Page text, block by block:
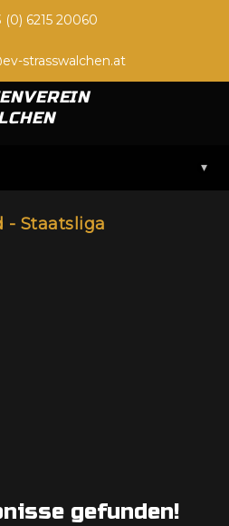
(0) 6215 20060
strasswalchen.at
▾
- Staatsliga
gefunden!